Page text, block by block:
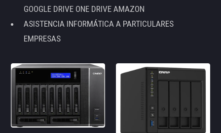
GOOGLE DRIVE ONE DRIVE AMAZON
ASISTENCIA INFORMÁTICA A PARTICULARES
EMPRESAS